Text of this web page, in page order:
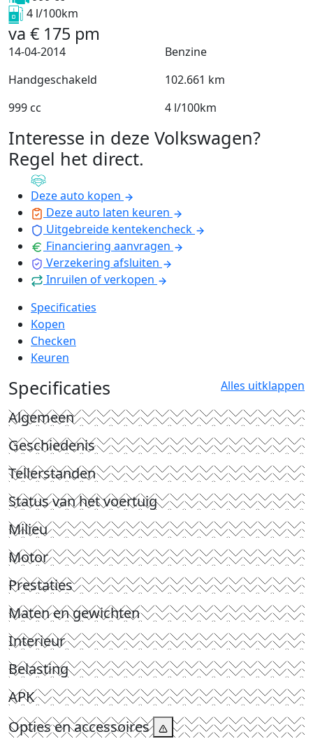
4 l/100km
va € 175 pm
14-04-2014
Benzine
Handgeschakeld
102.661 km
999 cc
4 l/100km
Interesse in deze Volkswagen?
Regel het direct.
Deze auto kopen
Deze auto laten keuren
Uitgebreide kentekencheck
Financiering aanvragen
Verzekering afsluiten
Inruilen of verkopen
Specificaties
Kopen
Checken
Keuren
Specificaties Alles uitklappen
Algemeen
Geschiedenis
Tellerstanden
Status van het voertuig
Milieu
Motor
Prestaties
Maten en gewichten
Interieur
Belasting
APK
Opties en accessoires